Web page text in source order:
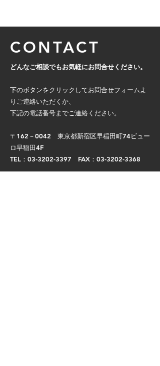
CONTACT
どんなご相談でもお気軽にお問合せください。
下のボタンをクリックしてお問合せフォームよ
りご連絡いただくか、
下記の電話番号までご連絡ください。
〒162－0042 東京都新宿区早稲田町74ビュー
ロ早稲田4F​
TEL：03-3202-3397 FAX：03-3202-3368